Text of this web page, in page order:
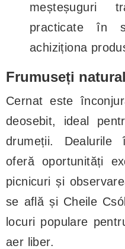
meșteșuguri
practicate în
achiziționa
Frumuseți
Cernat este
deosebit, ideal
drumeții. Dealurile
oferă oportunități
picnicuri și
se află și Cheile
locuri populare
aer liber.